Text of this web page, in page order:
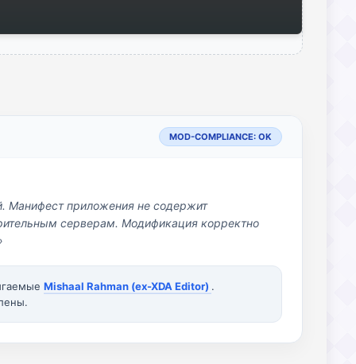
MOD-COMPLIANCE: OK
Манифест приложения не содержит
серверам. Модификация корректно
Mishaal Rahman (ex-XDA Editor) .